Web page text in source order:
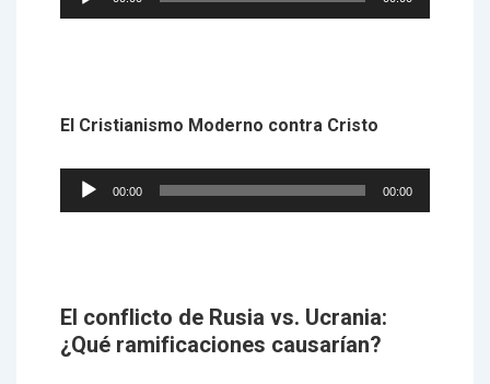
Player
El Cristianismo Moderno contra Cristo
Audio
Player
00:00 00:00
El conflicto de Rusia vs. Ucrania:
¿Qué ramificaciones causarían?